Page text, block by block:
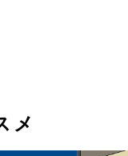
メ